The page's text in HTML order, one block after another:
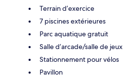
Terrain d’exercice
7 piscines extérieures
Parc aquatique gratuit
Salle d’arcade/salle de jeux
Stationnement pour vélos
Pavillon